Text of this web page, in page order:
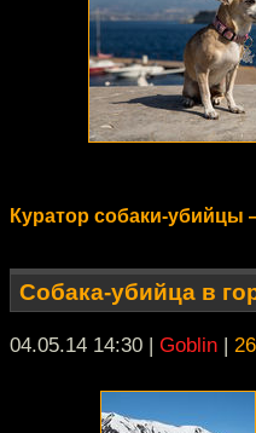
Куратор собаки-убийцы
Собака-убийца в
04.05.14 14:30 | Goblin |